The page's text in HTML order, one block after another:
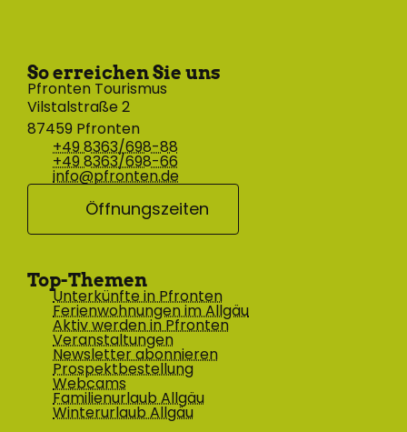
So erreichen Sie uns
Pfronten Tourismus
Vilstalstraße 2
87459 Pfronten
+49 8363/698-88
+49 8363/698-66
info@pfronten.de
Öffnungszeiten
Top-Themen
Unterkünfte in Pfronten
Ferienwohnungen im Allgäu
Aktiv werden in Pfronten
Veranstaltungen
Newsletter abonnieren
Prospektbestellung
Webcams
Familienurlaub Allgäu
Winterurlaub Allgäu